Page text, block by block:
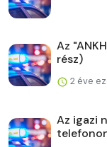
Az
rész)
2 éve
Az igazi